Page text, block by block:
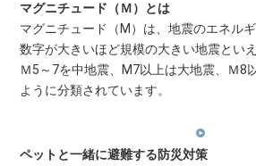
マグニチュード（Ｍ）とは
マグニチュード（M）は、地震のエネル
数字が大きいほど規模の大きい地震といえ
Ｍ5～7を中地震、M7以上は大地震、Ｍ8
ように分類されています。
ペットと一緒に避難する防災対策